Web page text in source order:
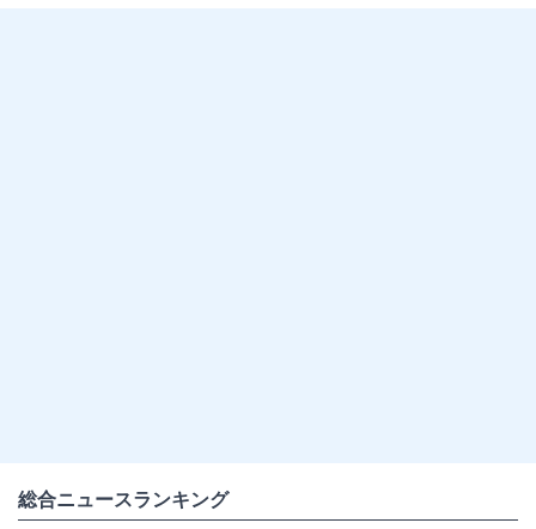
総合ニュースランキング